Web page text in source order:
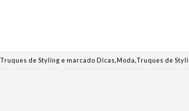
Truques de Styling e marcado Dicas,Moda,Truques de